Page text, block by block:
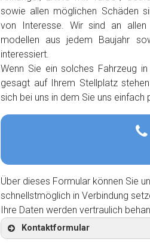
sowie allen möglichen Schäden
von Interesse. Wir sind an
modellen aus jedem Baujahr
interessiert.
Wenn Sie ein solches Fahrzeug
gesagt auf Ihrem Stellplatz
sich bei uns in dem Sie uns
Über dieses Formular können Sie
schnellstmöglich in Verbindung
Ihre Daten werden vertraulich
Kontaktformular